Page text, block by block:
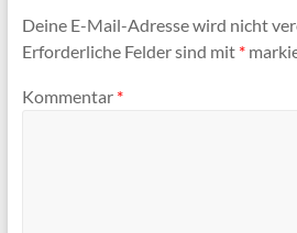
Deine E-Mail-Adresse wird nicht
Erforderliche Felder sind mit *
Kommentar *